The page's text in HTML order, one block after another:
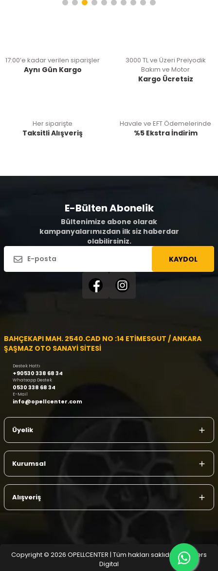
17:00’e kadar verilen siparişler
Aynı Gün Kargo
3000 TL ve Üzeri Preiyodik
Bakım ve Motor
Kargo Ücretsiz
Her siparişte
Taksitli Alışveriş
Havale ve EFT Ödemelerinde
%5 Ekstra İndirim
E-Bülten Abonelik
Bültenimize abone olarak
kampanyalarımızdan ilk siz haberdar
olabilirsiniz.
KAYDOL
BAHÇEKAPI MAH. 2540.CAD NO :14 ETİMESGUT / ANKARA
ŞAŞMAZ OTO SANAYİ SİTESİ
Destek Hattı
+90530 338 68 34
Whatsapp Destek
0530 338 68 34
E-Mail
info@opellcenter.com
Üyelik
Kurumsal
Alışveriş
Copyright © 2026 OPELLCENTER | Tüm hakları saklıdır.
| Reliefers
Digital